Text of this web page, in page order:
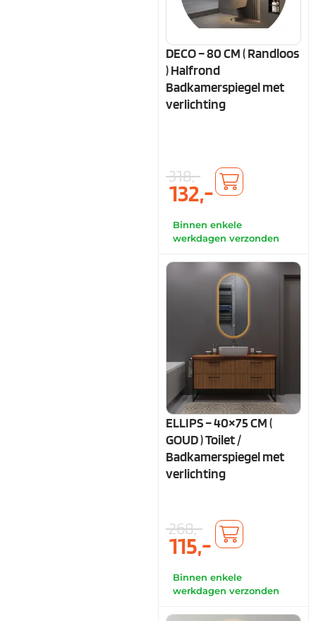
DECO – 80 CM ( Randloos
) Halfrond
Badkamerspiegel met
verlichting
318,-
132,-
Binnen enkele
werkdagen verzonden
ELLIPS – 40×75 CM (
GOUD ) Toilet /
Badkamerspiegel met
verlichting
268,-
115,-
Binnen enkele
werkdagen verzonden